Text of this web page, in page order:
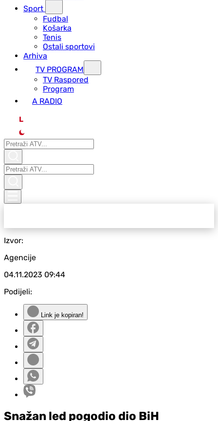
Sport
Fudbal
Košarka
Tenis
Ostali sportovi
Arhiva
TV PROGRAM
ТV Raspored
Program
A RADIO
L
Izvor:
Agencije
04.11.2023 09:44
Podijeli:
Link je kopiran!
Snažan led pogodio dio BiH